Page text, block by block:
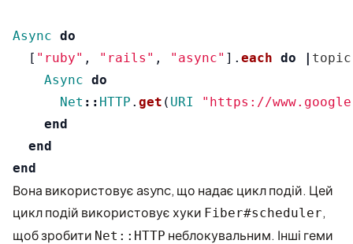
Async do
[ "ruby" , "rails" , "async" ]. each do | topic
Async do
Net :: HTTP . get ( URI
"https://
end
end
end
Вона використовуєasync, що надає цикл подій. Цей
цикл подій використовує хуки Fiber#scheduler,
щоб зробити Net::HTTP неблокувальним. Інші геми